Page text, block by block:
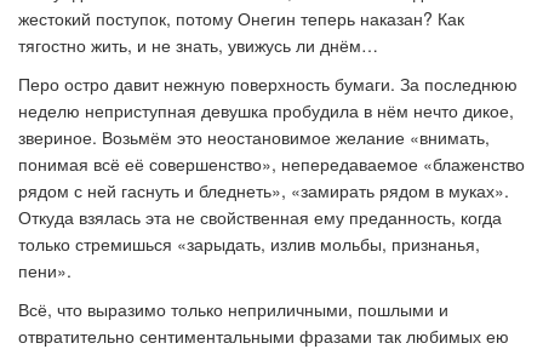
жестокий поступок, потому Онегин теперь наказан? Как
тягостно жить, и не знать, увижусь ли днём…
Перо остро давит нежную поверхность бумаги. За последнюю
неделю неприступная девушка пробудила в нём нечто дикое,
звериное. Возьмём это неостановимое желание «внимать,
понимая всё её совершенство», непередаваемое «блаженство
рядом с ней гаснуть и бледнеть», «замирать рядом в муках».
Откуда взялась эта не свойственная ему преданность, когда
только стремишься «зарыдать, излив мольбы, признанья,
пени».
Всё, что выразимо только неприличными, пошлыми и
отвратительно сентиментальными фразами так любимых ею